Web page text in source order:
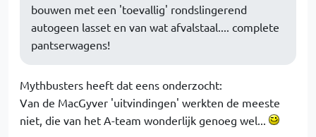
bouwen met een 'toevallig' rondslingerend
autogeen lasset en van wat afvalstaal.... complete
pantserwagens!
Mythbusters heeft dat eens onderzocht:
Van de MacGyver 'uitvindingen' werkten de meeste
niet, die van het A-team wonderlijk genoeg wel...